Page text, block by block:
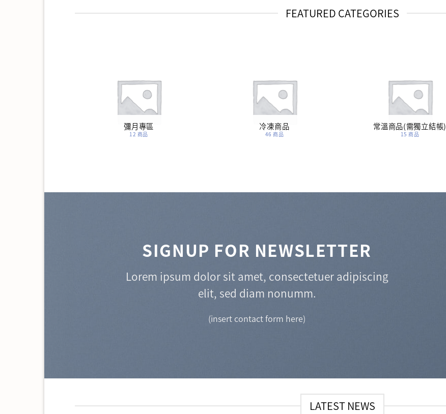
FEATURED CATEGORIES
彌月專區
12 商品
冷凍商品
46 商品
常溫商品(需獨立結帳)
15 商品
SIGNUP FOR NEWSLETTER
Lorem ipsum dolor sit amet, consectetuer adipiscing
elit, sed diam nonumm.
(insert contact form here)
LATEST NEWS